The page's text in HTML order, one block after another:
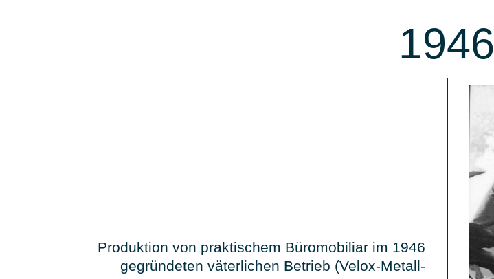
1946
Produktion von praktischem Büromobiliar im 1946
gegründeten väterlichen Betrieb (Velox-Metall-